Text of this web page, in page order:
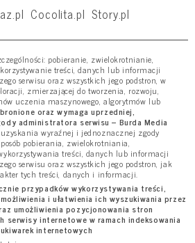
Cocolita.pl Story.pl
pobieranie, zwielokrotnianie,
treści, danych lub informacji
serwisu oraz wszystkich jego podstron, w
zmierzającej do tworzenia, rozwoju,
uczenia maszynowego, algorytmów lub
oraz wymaga uprzedniej,
administratora serwisu – Burda Media
wyraźnej i jednoznacznej zgody
pobierania, zwielokrotniania,
treści, danych lub informacji
serwisu oraz wszystkich jego podstron, jak
tych treści, danych i informacji.
przypadków wykorzystywania treści,
i ułatwienia ich wyszukiwania przez
umożliwienia pozycjonowania stron
serwisy internetowe w ramach indeksowania
internetowych